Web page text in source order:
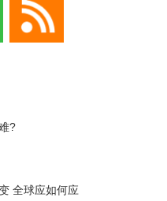
?
全球应如何应